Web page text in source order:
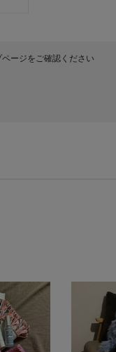
ージをご確認ください